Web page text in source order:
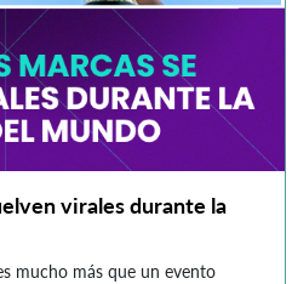
virales durante la
mucho más que un evento